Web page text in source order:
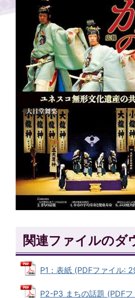
関連ファイルのダ
P1：表紙 (PDFファイル:
P2-P3 まちの話題 (PDF